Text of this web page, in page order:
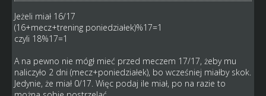
Jeżeli miał 16/17
(16+mecz+trening poniedziałek)%17=1
czyli 18%17=1
A na pewno nie mógł mieć przed meczem 17/17, żeby mu
naliczyło 2 dni (mecz+poniedziałek), bo wcześniej miałby skok.
Jedynie, że miał 0/17. Więc podaj ile miał, po na razie to